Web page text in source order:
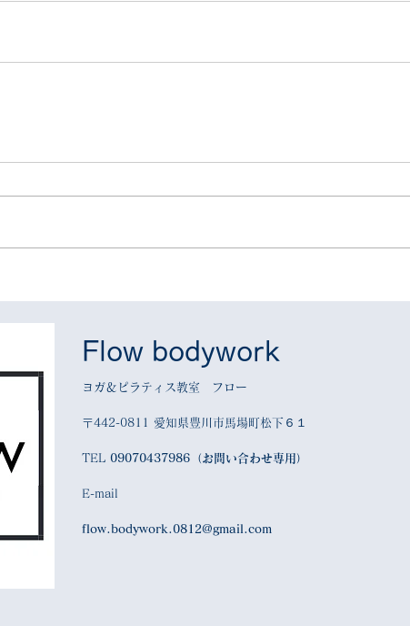
Flow bodywork
ヨガ＆ピラティス教室 フロー
〒442-0811 愛知県豊川市馬場町松下６１
TEL 09070437986（お問い合わせ専用）
E-mail
flow.bodywork.0812@gmail.com